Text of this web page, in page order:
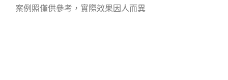
案例照僅供參考，實際效果因人而異